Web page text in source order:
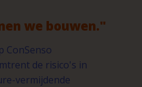
bouwen.
in